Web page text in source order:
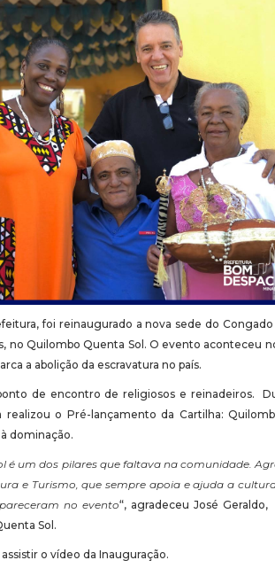
foi reinaugurado a nova sede do Congado
no Quilombo Quenta Sol. O evento aconteceu
a abolição da escravatura no país.
de encontro de religiosos e reinadeiros.
realizou o Pré-lançamento da Cartilha:
dominação.
é um dos pilares que faltava na comunidade.
e Turismo, que sempre apoia e ajuda a
no evento“, agradeceu José
Sol.
assistir o vídeo da Inauguração.